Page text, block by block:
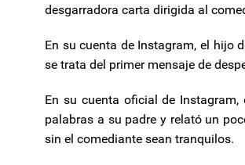
desgarradora carta dirigida al
En su cuenta de Instagram, el hijo
se trata del primer mensaje de
En su cuenta oficial de
palabras a su padre y relató un
sin el comediante sean tranquilos.